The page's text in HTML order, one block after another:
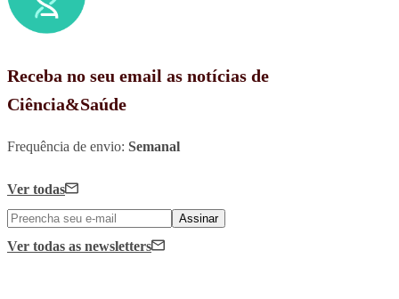
Receba no seu email as notícias de
Ciência&Saúde
Frequência de envio: Semanal
Ver todas
Assinar
Ver todas as newsletters